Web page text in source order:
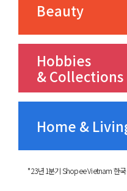
Beauty
Hobbies
& Collections
Home &
* 23년 1분기 Shopee Vietnam 한